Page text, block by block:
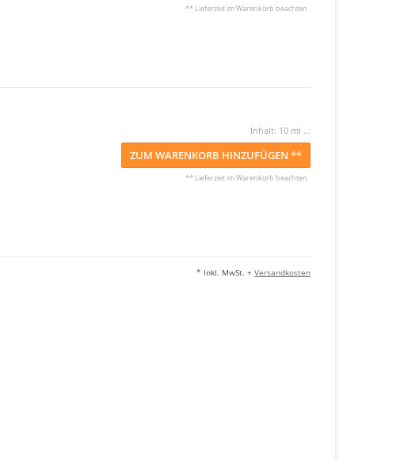
** Lieferzeit im Warenkorb beachten
Inhalt: 10 ml ...
ZUM WARENKORB HINZUFÜGEN **
** Lieferzeit im Warenkorb beachten
* Inkl. MwSt. + Versandkosten